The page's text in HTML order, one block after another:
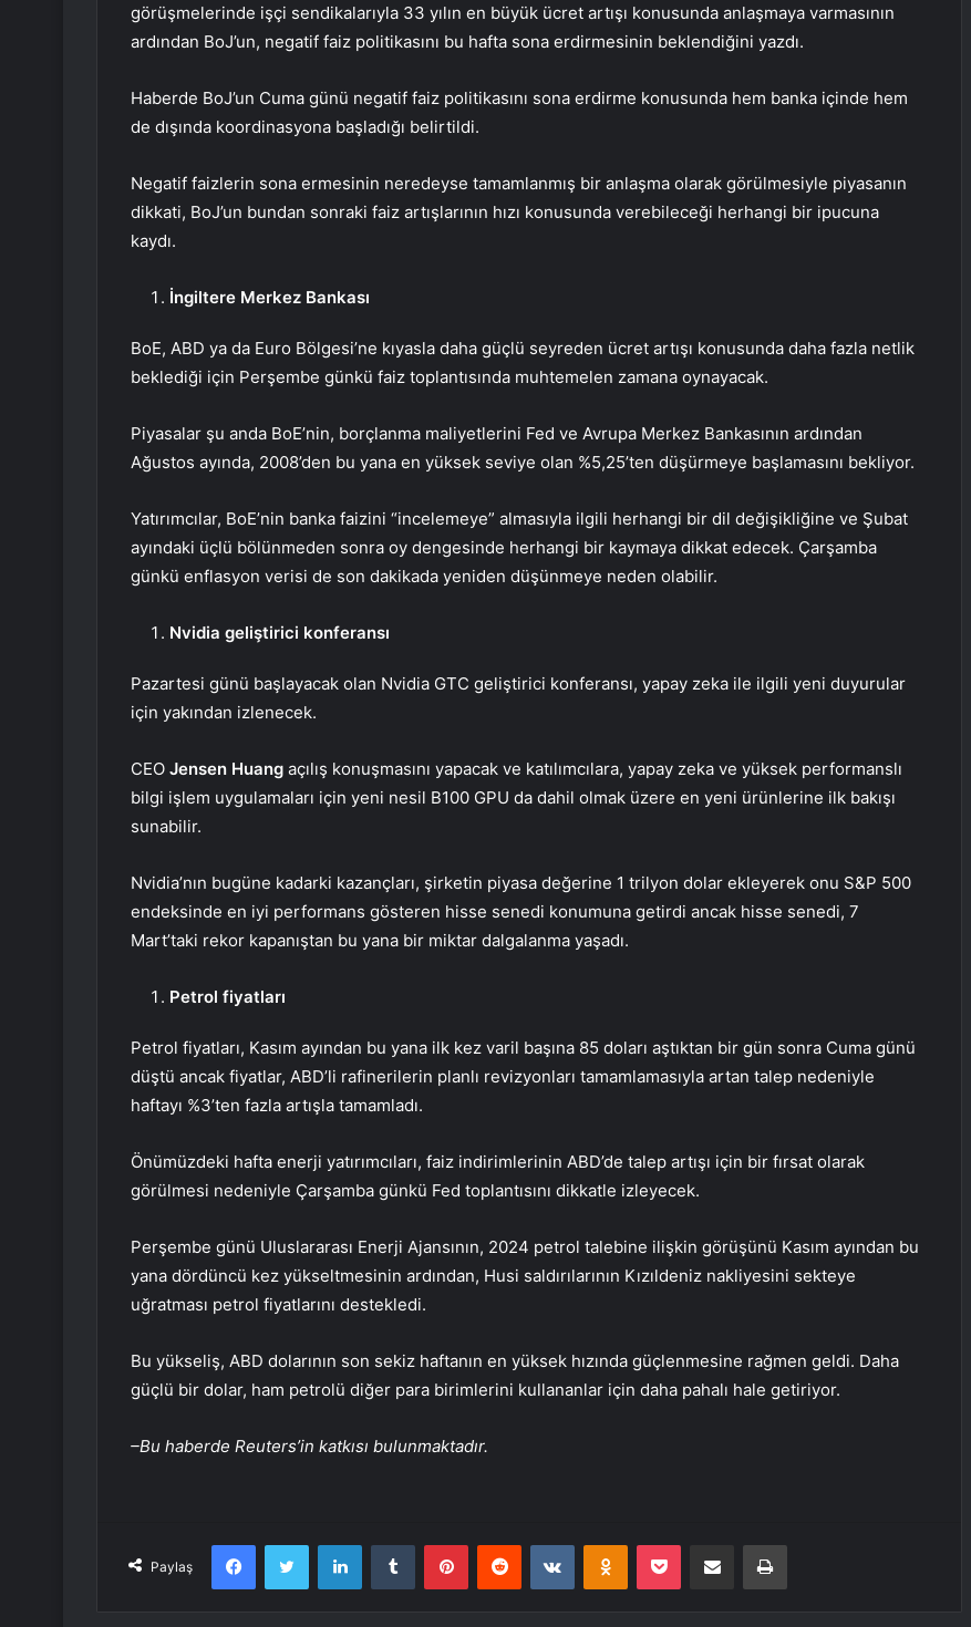
görüşmelerinde işçi sendikalarıyla 33 yılın en büyük ücret artışı konusunda anlaşmaya varmasının
ardından BoJ’un, negatif faiz politikasını bu hafta sona erdirmesinin beklendiğini yazdı.
Haberde BoJ’un Cuma günü negatif faiz politikasını sona erdirme konusunda hem banka içinde hem
de dışında koordinasyona başladığı belirtildi.
Negatif faizlerin sona ermesinin neredeyse tamamlanmış bir anlaşma olarak görülmesiyle piyasanın
dikkati, BoJ’un bundan sonraki faiz artışlarının hızı konusunda verebileceği herhangi bir ipucuna
kaydı.
İngiltere Merkez Bankası
BoE, ABD ya da Euro Bölgesi’ne kıyasla daha güçlü seyreden ücret artışı konusunda daha fazla netlik
beklediği için Perşembe günkü faiz toplantısında muhtemelen zamana oynayacak.
Piyasalar şu anda BoE’nin, borçlanma maliyetlerini Fed ve Avrupa Merkez Bankasının ardından
Ağustos ayında, 2008’den bu yana en yüksek seviye olan %5,25’ten düşürmeye başlamasını bekliyor.
Yatırımcılar, BoE’nin banka faizini “incelemeye” almasıyla ilgili herhangi bir dil değişikliğine ve Şubat
ayındaki üçlü bölünmeden sonra oy dengesinde herhangi bir kaymaya dikkat edecek. Çarşamba
günkü enflasyon verisi de son dakikada yeniden düşünmeye neden olabilir.
Nvidia geliştirici konferansı
Pazartesi günü başlayacak olan Nvidia GTC geliştirici konferansı, yapay zeka ile ilgili yeni duyurular
için yakından izlenecek.
CEO Jensen Huang açılış konuşmasını yapacak ve katılımcılara, yapay zeka ve yüksek performanslı
bilgi işlem uygulamaları için yeni nesil B100 GPU da dahil olmak üzere en yeni ürünlerine ilk bakışı
sunabilir.
Nvidia’nın bugüne kadarki kazançları, şirketin piyasa değerine 1 trilyon dolar ekleyerek onu S&P 500
endeksinde en iyi performans gösteren hisse senedi konumuna getirdi ancak hisse senedi, 7
Mart’taki rekor kapanıştan bu yana bir miktar dalgalanma yaşadı.
Petrol fiyatları
Petrol fiyatları, Kasım ayından bu yana ilk kez varil başına 85 doları aştıktan bir gün sonra Cuma günü
düştü ancak fiyatlar, ABD’li rafinerilerin planlı revizyonları tamamlamasıyla artan talep nedeniyle
haftayı %3’ten fazla artışla tamamladı.
Önümüzdeki hafta enerji yatırımcıları, faiz indirimlerinin ABD’de talep artışı için bir fırsat olarak
görülmesi nedeniyle Çarşamba günkü Fed toplantısını dikkatle izleyecek.
Perşembe günü Uluslararası Enerji Ajansının, 2024 petrol talebine ilişkin görüşünü Kasım ayından bu
yana dördüncü kez yükseltmesinin ardından, Husi saldırılarının Kızıldeniz nakliyesini sekteye
uğratması petrol fiyatlarını destekledi.
Bu yükseliş, ABD dolarının son sekiz haftanın en yüksek hızında güçlenmesine rağmen geldi. Daha
güçlü bir dolar, ham petrolü diğer para birimlerini kullananlar için daha pahalı hale getiriyor.
–Bu haberde Reuters’in katkısı bulunmaktadır.
Paylaş
FacebookTwitter LinkedInTumblr PinterestReddit VKontakteOdnoklassniki
Pocket E-Posta ile paylaş Yazdır